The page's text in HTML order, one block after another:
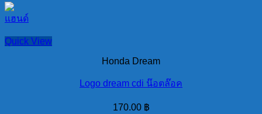
Quick View
Honda Dream
Logo dream cdi น๊อตล๊อค
170.00 ฿